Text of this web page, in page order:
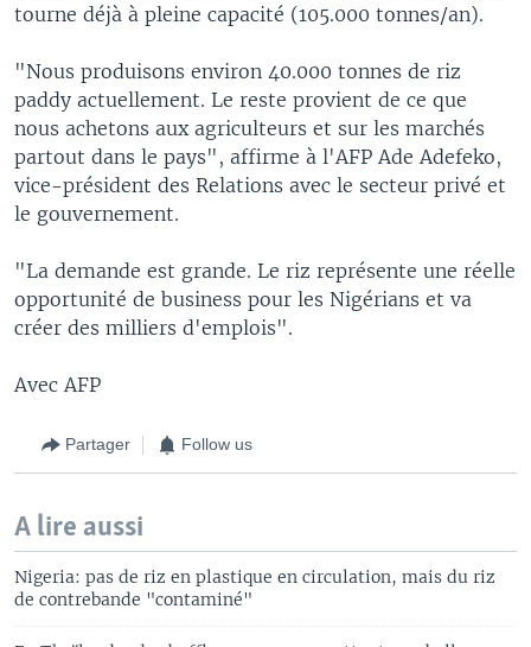
tourne déjà à pleine capacité (105.000 tonnes/an).
"Nous produisons environ 40.000 tonnes de riz
paddy actuellement. Le reste provient de ce que
nous achetons aux agriculteurs et sur les marchés
partout dans le pays", affirme à l'AFP Ade Adefeko,
vice-président des Relations avec le secteur privé et
le gouvernement.
"La demande est grande. Le riz représente une réelle
opportunité de business pour les Nigérians et va
créer des milliers d'emplois".
Avec AFP
Partager Follow us
A lire aussi
Nigeria: pas de riz en plastique en circulation, mais du riz
de contrebande "contaminé"